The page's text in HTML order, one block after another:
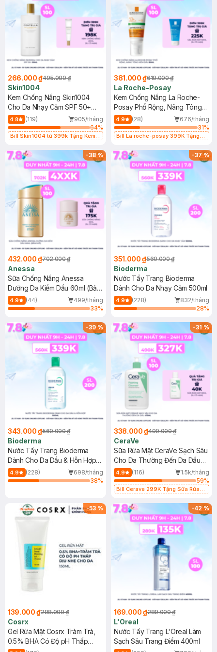
266.000 ₫495.000 ₫
Skin1004
Kem Chống Nắng Skin1004
Cho Da Nhạy Cảm SPF 50+
50ml
4.8 (119)
905/tháng
64%
Bill Skin1004 từ 399k Tặng Kem
SPF 50+ 20ml (SL Có Hạn)
381.000 ₫610.000 ₫
La Roche-Posay
Kem Chống Nắng La Roche-
Posay Phổ Rộng, Nâng Tông
Kiềm Dầu 50ml
4.9 (28)
676/tháng
31%
Bill La roche-posay 399K Tặng
(SL có hạn)
-38%
432.000 ₫702.000 ₫
Anessa
Sữa Chống Nắng Anessa
Dưỡng Da Kiềm Dầu 60ml (Bản
Mới)
4.9 (44)
499/tháng
33%
-37%
351.000 ₫560.000 ₫
Bioderma
Nước Tẩy Trang Bioderma
Dành Cho Da Nhạy Cảm 500ml
4.9 (228)
832/tháng
28%
-39%
343.000 ₫560.000 ₫
Bioderma
Nước Tẩy Trang Bioderma
Dành Cho Da Dầu & Hỗn Hợp
500ml
4.9 (228)
698/tháng
38%
-31%
338.000 ₫490.000 ₫
CeraVe
Sữa Rửa Mặt CeraVe Sạch Sâu
Cho Da Thường Đến Da Dầu
473ml
4.9 (116)
1.5k/tháng
59%
Bill Cerave 299K Tặng Sữa Rửa
-53 %
139.000 ₫298.000 ₫
Cosrx
Gel Rửa Mặt Cosrx Tràm Trà,
0.5% BHA Có Độ pH Thấp
-42%
169.000 ₫289.000 ₫
L'Oreal
Nước Tẩy Trang L'Oreal Làm
Sạch Sâu Trang Điểm 400ml